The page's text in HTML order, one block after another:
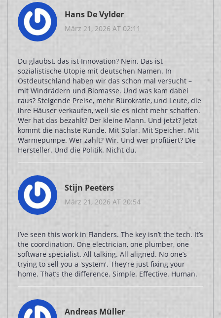
Hans De Vylder
März 21, 2026 AT 02:11
Du glaubst, das ist Innovation? Nein. Das ist
sozialistische Utopie mit deutschen Namen. In
Ostdeutschland haben wir das schon mal versucht –
mit Windrädern und Biomasse. Und was kam dabei
raus? Steigende Preise, mehr Bürokratie, und Leute, die
ihre Häuser verkaufen, weil sie es nicht mehr schaffen.
Wer hat das bezahlt? Der kleine Mann. Und jetzt? Jetzt
kommt die nächste Runde. Mit Solar. Mit Speicher. Mit
Wärmepumpe. Wer zahlt? Wir. Und wer profitiert? Die
Hersteller. Und die Politik. Nicht du.
Stijn Peeters
März 21, 2026 AT 20:54
I’ve seen this work in Flanders. The key isn’t the tech. It’s
the coordination. One electrician, one plumber, one
software specialist. All talking. All aligned. No one’s
trying to sell you a 'system'. They’re just fixing your
home. That’s the difference. Simple. Effective. Human.
Andreas Müller